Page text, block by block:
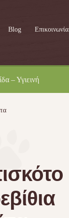
Blog Επικοινωνία
– Υγιεινή